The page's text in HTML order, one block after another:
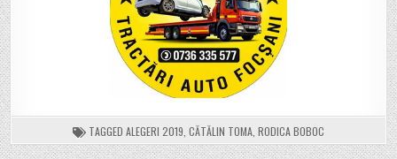
TAGGED ALEGERI 2019 CĂTĂLIN TOMA RODICA BOBOC